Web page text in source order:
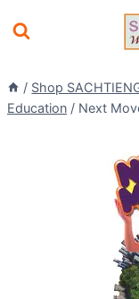
to
/ Shop
Education / Next